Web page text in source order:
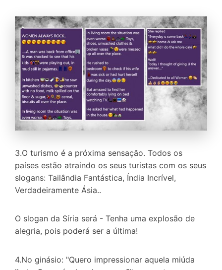
3.O turismo é a próxima sensação. Todos os
países estão atraindo os seus turistas com os seus
slogans: Tailândia Fantástica, Índia Incrível,
Verdadeiramente Ásia..
O slogan da Síria será - Tenha uma explosão de
alegria, pois poderá ser a última!
4.No ginásio: "Quero impressionar aquela miúda